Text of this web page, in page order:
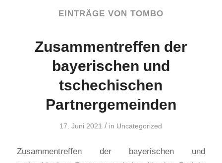
EINTRÄGE VON TOMBO
Zusammentreffen der
bayerischen und
tschechischen
Partnergemeinden
17. Juni 2021 / in Uncategorized
Zusammentreffen der bayerischen und